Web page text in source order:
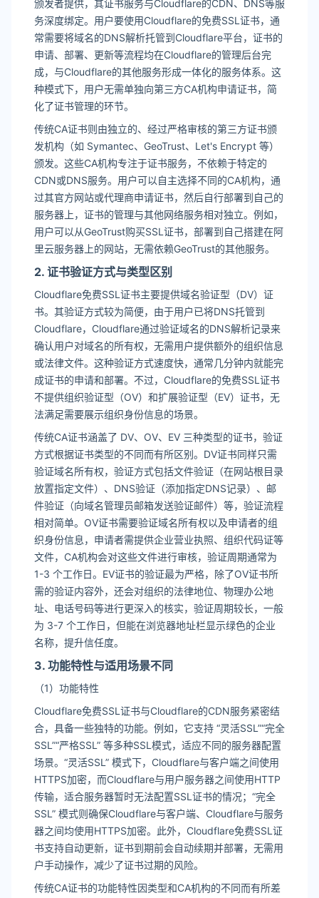
颁发者提供，其证书服务与Cloudflare的CDN、DNS等服
务深度绑定。用户要使用Cloudflare的免费SSL证书，通
常需要将域名的DNS解析托管到Cloudflare平台，证书的
申请、部署、更新等流程均在Cloudflare的管理后台完
成，与Cloudflare的其他服务形成一体化的服务体系。这
种模式下，用户无需单独向第三方CA机构申请证书，简
化了证书管理的环节。
传统CA证书则由独立的、经过严格审核的第三方证书颁
发机构（如 Symantec、GeoTrust、Let's Encrypt 等）
颁发。这些CA机构专注于证书服务，不依赖于特定的
CDN或DNS服务。用户可以自主选择不同的CA机构，通
过其官方网站或代理商申请证书，然后自行部署到自己的
服务器上，证书的管理与其他网络服务相对独立。例如，
用户可以从GeoTrust购买SSL证书，部署到自己搭建在阿
里云服务器上的网站，无需依赖GeoTrust的其他服务。
2. 证书验证方式与类型区别
Cloudflare免费SSL证书主要提供域名验证型（DV）证
书。其验证方式较为简便，由于用户已将DNS托管到
Cloudflare，Cloudflare通过验证域名的DNS解析记录来
确认用户对域名的所有权，无需用户提供额外的组织信息
或法律文件。这种验证方式速度快，通常几分钟内就能完
成证书的申请和部署。不过，Cloudflare的免费SSL证书
不提供组织验证型（OV）和扩展验证型（EV）证书，无
法满足需要展示组织身份信息的场景。
传统CA证书涵盖了 DV、OV、EV 三种类型的证书，验证
方式根据证书类型的不同而有所区别。DV证书同样只需
验证域名所有权，验证方式包括文件验证（在网站根目录
放置指定文件）、DNS验证（添加指定DNS记录）、邮
件验证（向域名管理员邮箱发送验证邮件）等，验证流程
相对简单。OV证书需要验证域名所有权以及申请者的组
织身份信息，申请者需提供企业营业执照、组织代码证等
文件，CA机构会对这些文件进行审核，验证周期通常为
1-3 个工作日。EV证书的验证最为严格，除了OV证书所
需的验证内容外，还会对组织的法律地位、物理办公地
址、电话号码等进行更深入的核实，验证周期较长，一般
为 3-7 个工作日，但能在浏览器地址栏显示绿色的企业
名称，提升信任度。
3. 功能特性与适用场景不同
（1）功能特性
Cloudflare免费SSL证书与Cloudflare的CDN服务紧密结
合，具备一些独特的功能。例如，它支持 “灵活SSL”“完全
SSL”“严格SSL” 等多种SSL模式，适应不同的服务器配置
场景。“灵活SSL” 模式下，Cloudflare与客户端之间使用
HTTPS加密，而Cloudflare与用户服务器之间使用HTTP
传输，适合服务器暂时无法配置SSL证书的情况；“完全
SSL” 模式则确保Cloudflare与客户端、Cloudflare与服务
器之间均使用HTTPS加密。此外，Cloudflare免费SSL证
书支持自动更新，证书到期前会自动续期并部署，无需用
户手动操作，减少了证书过期的风险。
传统CA证书的功能特性因类型和CA机构的不同而有所差